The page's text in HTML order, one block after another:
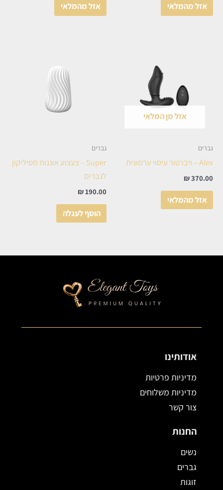
אזל מהמלאי אזל מהמלאי
אזל מן המלאי
גברים
Alex – ויברטור עיסוי ערמונית
₪370.00
אזל מהמלאי
גברים
Super – צעצוע אוננות מסיליקון
לגברים
₪190.00
הוסף לעגלה
אודותינו
מדיניות פרטיות
מדיניות משלוחים
צור קשר
החנות
נשים
גברים
זוגות